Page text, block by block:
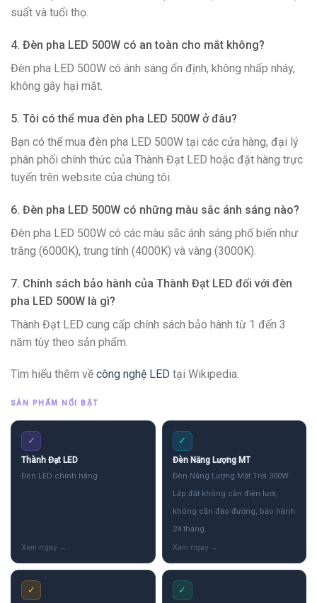
suất và tuổi thọ.
4. Đèn pha LED 500W có an toàn cho mắt không?
Đèn pha LED 500W có ánh sáng ổn định, không nhấp nháy,
không gây hại mắt.
5. Tôi có thể mua đèn pha LED 500W ở đâu?
Bạn có thể mua đèn pha LED 500W tại các cửa hàng, đại lý
phân phối chính thức của Thành Đạt LED hoặc đặt hàng trực
tuyến trên website của chúng tôi.
6. Đèn pha LED 500W có những màu sắc ánh sáng nào?
Đèn pha LED 500W có các màu sắc ánh sáng phổ biến như
trắng (6000K), trung tính (4000K) và vàng (3000K).
7. Chính sách bảo hành của Thành Đạt LED đối với đèn
pha LED 500W là gì?
Thành Đạt LED cung cấp chính sách bảo hành từ 1 đến 3
năm tùy theo sản phẩm.
Tìm hiểu thêm về công nghệ LED tại Wikipedia.
SẢN PHẨM NỔI BẬT
✓
Thành Đạt LED
Đèn LED chính hãng
✓
Đèn Năng Lượng MT
Đèn Năng Lượng Mặt Trời 300W
Lắp đặt không cần điện lưới,
không cần đào đường, bảo hành
24 tháng.
✓ ✓